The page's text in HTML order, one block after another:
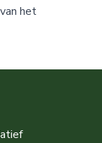
het